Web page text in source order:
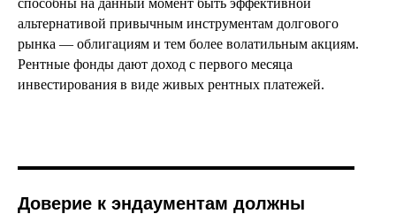
способны на данный момент быть эффективной
альтернативой привычным инструментам долгового
рынка — облигациям и тем более волатильным акциям.
Рентные фонды дают доход с первого месяца
инвестирования в виде живых рентных платежей.
Доверие к эндаументам должны